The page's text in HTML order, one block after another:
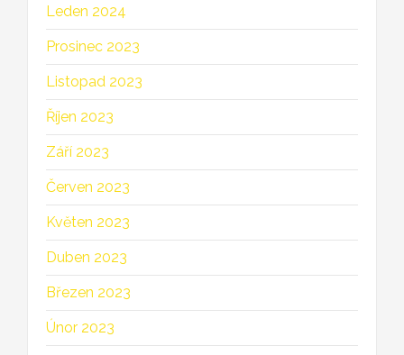
Leden 2024
Prosinec 2023
Listopad 2023
Říjen 2023
Září 2023
Červen 2023
Květen 2023
Duben 2023
Březen 2023
Únor 2023